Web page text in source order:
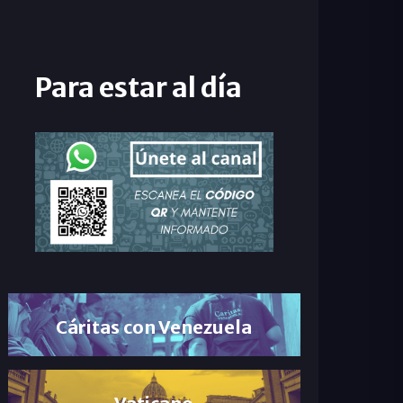
Para estar al día
Cáritas con Venezuela